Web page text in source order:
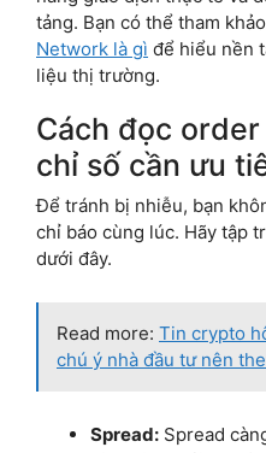
tảng. Bạn có thể tham
Network là gì để hiểu nền
liệu thị trường.
Cách đọc
chỉ số cần ưu
Để tránh bị nhiễu, bạn
chỉ báo cùng lúc. Hãy tập
dưới đây.
Read more: Tin crypto
chú ý nhà đầu tư nên
Spread: Spread